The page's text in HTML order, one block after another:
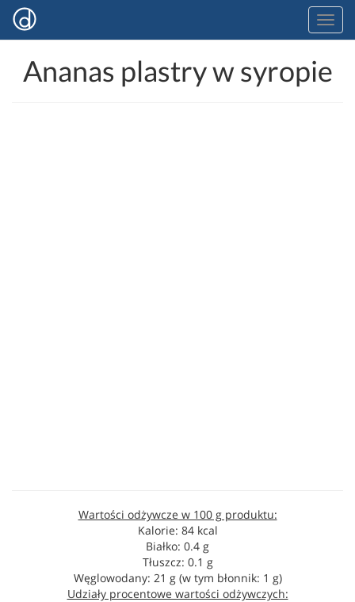
Ananas plastry w syropie
Wartości odżywcze w 100 g produktu:
Kalorie: 84 kcal
Białko: 0.4 g
Tłuszcz: 0.1 g
Węglowodany: 21 g (w tym błonnik: 1 g)
Udziały procentowe wartości odżywczych: